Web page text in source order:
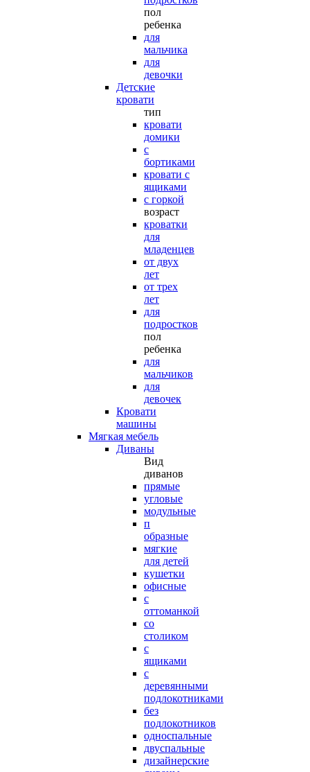
пол
ребенка
для
мальчика
для
девочки
Детские
кровати
тип
кровати
домики
с
бортиками
кровати с
ящиками
с горкой
возраст
кроватки
для
младенцев
от двух
лет
от трех
лет
для
подростков
пол
ребенка
для
мальчиков
для
девочек
Кровати
машины
Мягкая мебель
Диваны
Вид
диванов
прямые
угловые
модульные
п
образные
мягкие
для детей
кушетки
офисные
с
оттоманкой
со
столиком
с
ящиками
с
деревянными
подлокотниками
без
подлокотников
односпальные
двуспальные
дизайнерские